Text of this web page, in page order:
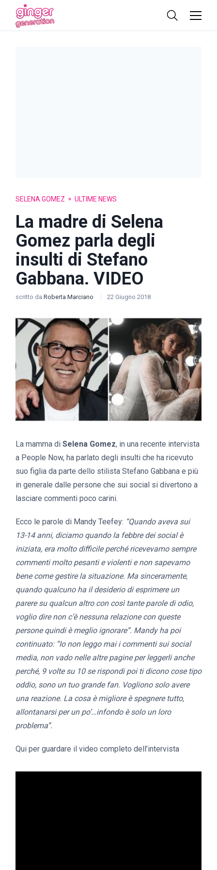
SELENA GOMEZ ULTIME NEWS
La madre di Selena
Gomez parla degli
insulti di Stefano
Gabbana. VIDEO
scritto da Roberta Marciano 22 Giugno 2018
La mamma di Selena Gomez, in una recente intervista
a People Now, ha parlato degli insulti che ha ricevuto
suo figlia da parte dello stilista Stefano Gabbana e più
in generale dalle persone che sui social si divertono a
lasciare commenti poco carini.
Ecco le parole di Mandy Teefey: “Quando aveva sui
13-14 anni, diciamo quando la febbre dei social è
iniziata, era molto difficile perché ricevevamo sempre
commenti molto pesanti e violenti e non sapevamo
bene come gestire la situazione. Ma sinceramente,
quando qualcuno ha il desiderio di esprimere un
parere su qualcun altro con così tante parole di odio,
voglio dire non c’è nessuna relazione con queste
persone quindi è meglio ignorare”. Mandy ha poi
continuato: “Io non leggo mai i commenti sui social
media, non vado nelle altre pagine per leggerli anche
perché, 9 volte su 10 se rispondi poi ti dicono cose tipo
oddio, sono un tuo grande fan. Vogliono solo avere
una reazione. La cosa è migliore è spegnere tutto,
allontanarsi per un po’…infondo è solo un loro
problema”.
Qui per guardare il video completo dell’intervista